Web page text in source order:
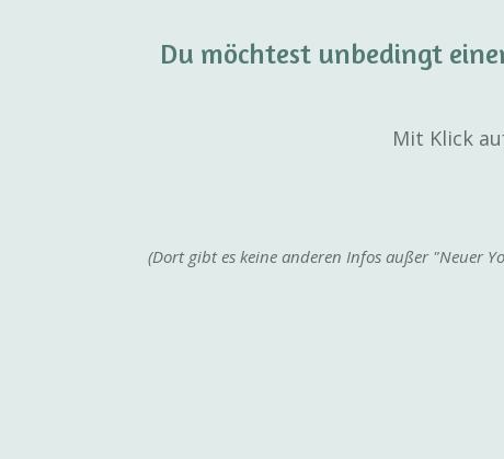
Du möchtest unbedingt
Mit Klick
(Dort gibt es keine anderen Infos außer "Neuer